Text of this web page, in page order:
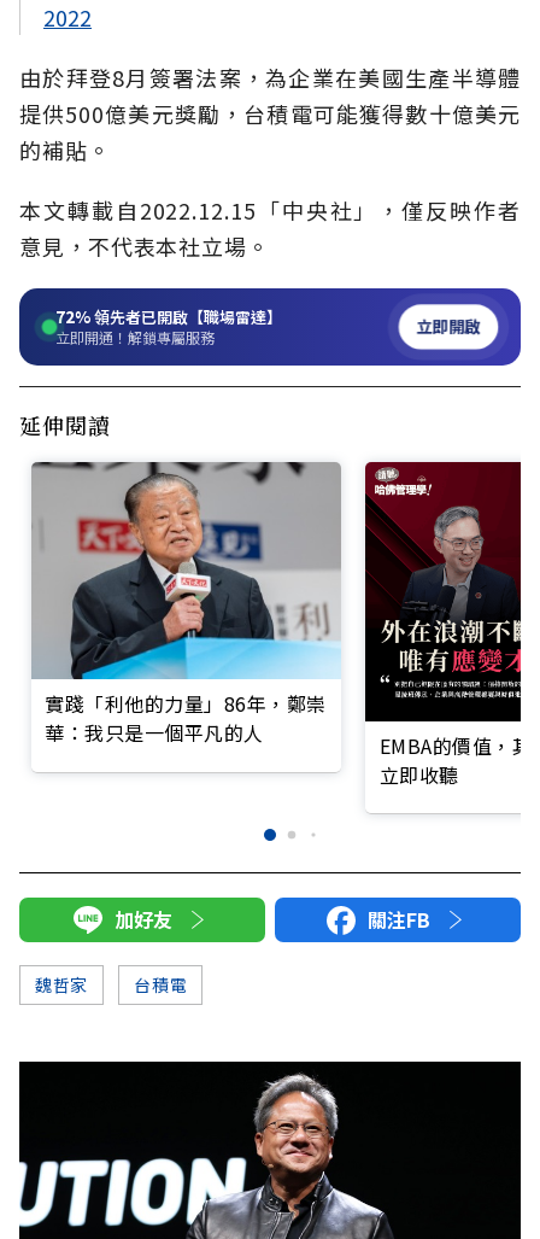
2022
由於拜登8月簽署法案，為企業在美國生產半導體
提供500億美元獎勵，台積電可能獲得數十億美元
的補貼。
本文轉載自2022.12.15 「中央社」
，僅反映作者
意見，不代表本社立場。
72%領先者已開啟【職場雷達】
立即開通！解鎖專屬服務 立即開啟
延伸閱讀
實踐「利他的力量」86年，鄭崇
華：我只是一個平凡的人
EMBA的價值，
立即收聽
加好友 關注FB
魏哲家 台積電